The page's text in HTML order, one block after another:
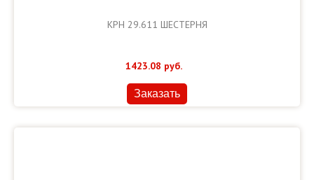
КРН 29.611 ШЕСТЕРНЯ
1423.08 руб.
Заказать